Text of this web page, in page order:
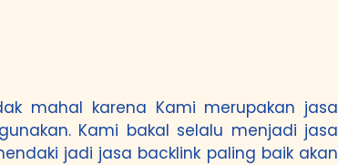
mahal karena Kami merupakan jasa
Kami bakal selalu menjadi jasa
jadi jasa backlink paling baik akan